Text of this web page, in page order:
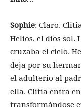
Sophie: Claro.
Helios, el dios sol.
cruzaba el cielo.
deja por su
el adulterio al
ella. Clitia entra
transformándose